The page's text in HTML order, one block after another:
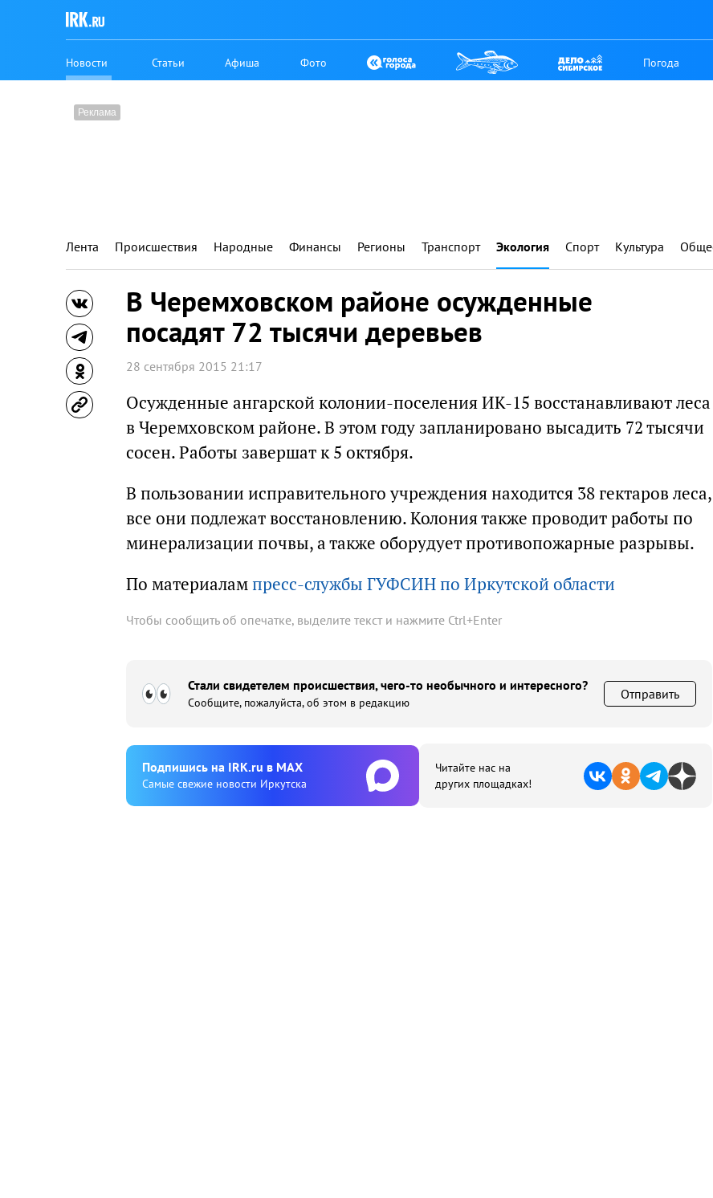
Новости Статьи Афиша Фото Погода
Лента Происшествия Народные Финансы Регионы Транспорт Экология Спорт Культура
В Черемховском районе осужденные
посадят 72 тысячи деревьев
28 сентября 2015 21:17
Осужденные ангарской колонии-поселения ИК-15 восстанавливают леса
в Черемховском районе. В этом году запланировано высадить 72 тысячи
сосен. Работы завершат к 5 октября.
В пользовании исправительного учреждения находится 38 гектаров леса,
все они подлежат восстановлению. Колония также проводит работы по
минерализации почвы, а также оборудует противопожарные разрывы.
По материалампресс-службы ГУФСИН по Иркутской области
Чтобы сообщить об опечатке, выделите текст и нажмите Ctrl+Enter
Стали свидетелем происшествия, чего-то необычного и интересного?
Сообщите, пожалуйста, об этом в редакцию
Отправить
Подпишиcь на IRK.ru в MAX
Cамые свежие новости Иркутска
Читайте нас на
других площадках!